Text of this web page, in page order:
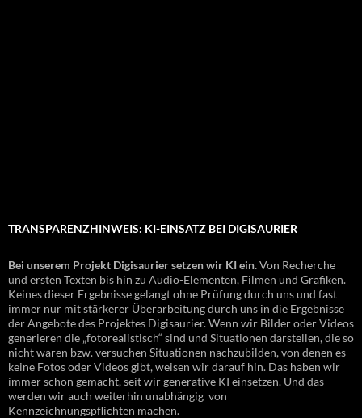
TRANSPARENZHINWEIS: KI-EINSATZ BEI DIGISAURIER
Bei unserem Projekt Digisaurier setzen wir KI ein.Von Recherche
und ersten Texten bis hin zu Audio-Elementen, Filmen und Grafiken.
Keines dieser Ergebnisse gelangt ohne Prüfung durch uns und fast
immer nur mit stärkerer Überarbeitung durch uns in die Ergebnisse
der Angebote des Projektes Digisaurier. Wenn wir Bilder oder Videos
generieren die „fotorealistisch“ sind und Situationen darstellen, die so
nicht waren bzw. versuchen Situationen nachzubilden, von denen es
keine Fotos oder Videos gibt, weisen wir darauf hin. Das haben wir
immer schon gemacht, seit wir generative KI einsetzen. Und das
werden wir auch weiterhin unabhängig von
Kennzeichnungspflichten machen.